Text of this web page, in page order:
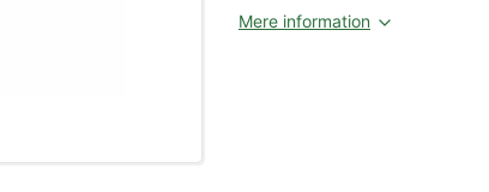
Mere information